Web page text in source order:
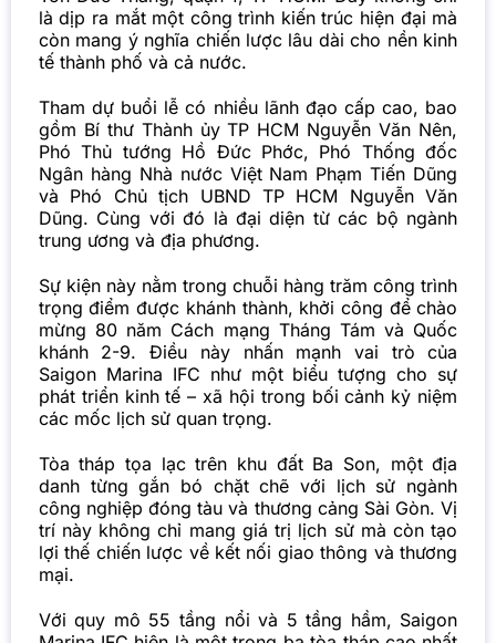
là dịp ra mắt một công trình kiến trúc hiện đại mà
còn mang ý nghĩa chiến lược lâu dài cho nền kinh
tế thành phố và cả nước.
Tham dự buổi lễ có nhiều lãnh đạo cấp cao, bao
gồm Bí thư Thành ủy TP HCM Nguyễn Văn Nên,
Phó Thủ tướng Hồ Đức Phớc, Phó Thống đốc
Ngân hàng Nhà nước Việt Nam Phạm Tiến Dũng
và Phó Chủ tịch UBND TP HCM Nguyễn Văn
Dũng. Cùng với đó là đại diện từ các bộ ngành
trung ương và địa phương.
Sự kiện này nằm trong chuỗi hàng trăm công trình
trọng điểm được khánh thành, khởi công để chào
mừng 80 năm Cách mạng Tháng Tám và Quốc
khánh 2-9. Điều này nhấn mạnh vai trò của
Saigon Marina IFC như một biểu tượng cho sự
phát triển kinh tế – xã hội trong bối cảnh kỷ niệm
các mốc lịch sử quan trọng.
Tòa tháp tọa lạc trên khu đất Ba Son, một địa
danh từng gắn bó chặt chẽ với lịch sử ngành
công nghiệp đóng tàu và thương cảng Sài Gòn. Vị
trí này không chỉ mang giá trị lịch sử mà còn tạo
lợi thế chiến lược về kết nối giao thông và thương
mại.
Với quy mô 55 tầng nổi và 5 tầng hầm, Saigon